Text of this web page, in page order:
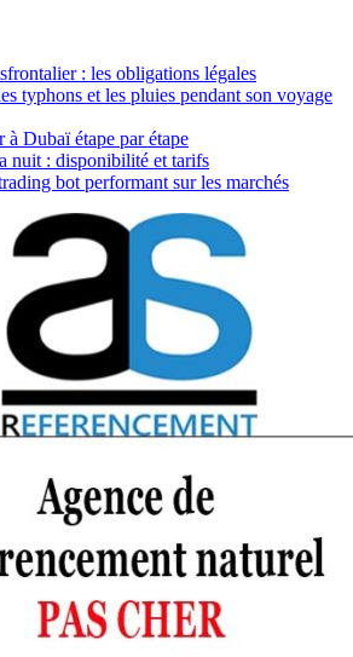
: les obligations légales
typhons et les pluies pendant son voyage
Dubaï étape par étape
nuit : disponibilité et tarifs
bot performant sur les marchés